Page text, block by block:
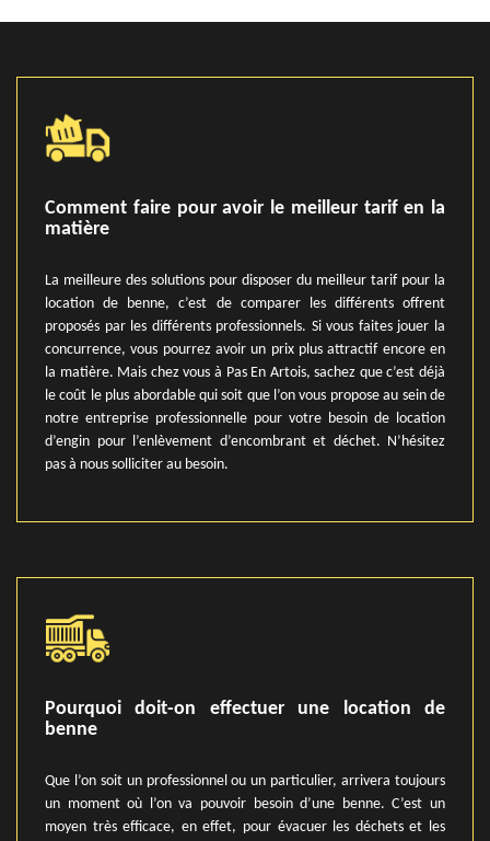
Comment faire pour avoir le meilleur tarif en la
matière
La meilleure des solutions pour disposer du meilleur tarif pour la
location de benne, c’est de comparer les différents offrent
proposés par les différents professionnels. Si vous faites jouer la
concurrence, vous pourrez avoir un prix plus attractif encore en
la matière. Mais chez vous à Pas En Artois, sachez que c’est déjà
le coût le plus abordable qui soit que l’on vous propose au sein de
notre entreprise professionnelle pour votre besoin de location
d’engin pour l’enlèvement d’encombrant et déchet. N’hésitez
pas à nous solliciter au besoin.
Pourquoi doit-on effectuer une location de
benne
Que l’on soit un professionnel ou un particulier, arrivera toujours
un moment où l’on va pouvoir besoin d’une benne. C’est un
moyen très efficace, en effet, pour évacuer les déchets et les